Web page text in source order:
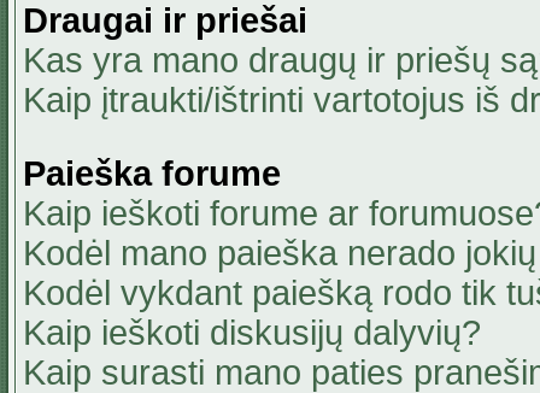
Draugai ir priešai
Kas yra mano draugų ir priešų
Kaip įtraukti/ištrinti vartotojus iš
Paieška forume
Kaip ieškoti forume ar
Kodėl mano paieška nerado
Kodėl vykdant paiešką rodo tik
Kaip ieškoti diskusijų dalyvių?
Kaip surasti mano paties